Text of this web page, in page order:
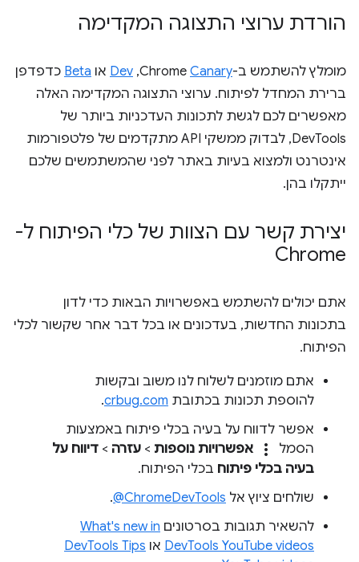
הורדת ערוצי התצוגה המקדימה
מומלץ להשתמש ב-ChromeCanary
,‏
Dev או Beta כדפדפן
ברירת המחדל לפיתוח. ערוצי התצוגה המקדימה האלה
מאפשרים לכם לגשת לתכונות העדכניות ביותר של
DevTools, לבדוק ממשקי API מתקדמים של פלטפורמות
אינטרנט ולמצוא בעיות באתר לפני שהמשתמשים שלכם
ייתקלו בהן.
יצירת קשר עם הצוות של כלי הפיתוח ל-
Chrome
אתם יכולים להשתמש באפשרויות הבאות כדי לדון
בתכונות החדשות, בעדכונים או בכל דבר אחר שקשור לכלי
הפיתוח.
אתם מוזמנים לשלוח לנו משוב ובקשות
להוספת תכונות בכתובת crbug.com
.
אפשר לדווח על בעיה בכלי פיתוח באמצעות
הסמל
more_vert אפשרויות נוספות > עזרה > דיווח על
בעיה בכלי פיתוח בכלי הפיתוח.
שולחים ציוץ אל ‎@ChromeDevTools
.
להשאיר תגובות בסרטונים What's new in
DevTools YouTube videos או DevTools Tips